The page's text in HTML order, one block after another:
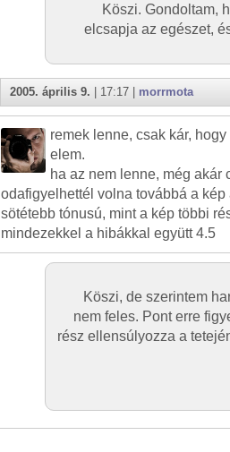
Köszi. Gondoltam,
elcsapja az egészet,
2005. április 9. | 17:17 | morrmota
remek lenne, csak kár,
elem.
ha az nem lenne, még akár
odafigyelhettél volna továbbá a
sötétebb tónusú, mint a kép többi
mindezekkel a hibákkal együtt 4.5
Köszi, de szerintem
nem feles. Pont erre
rész ellensúlyozza a